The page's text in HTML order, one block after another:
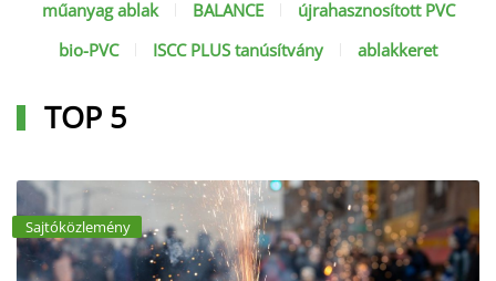
műanyag ablak BALANCE
újrahasznosított PVC
bio-PVC
ISCC PLUS tanúsítvány ablakkeret
TOP 5
Sajtóközlemény